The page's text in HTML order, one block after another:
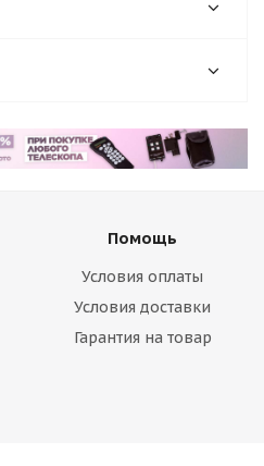
Помощь
Условия оплаты
Условия доставки
Гарантия на товар